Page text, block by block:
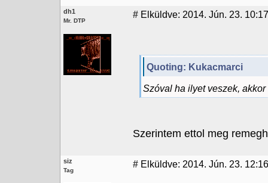
dh1
Mr. DTP
# Elküldve: 2014. Jún. 23. 10:17
Quoting: Kukacmarci
Szóval ha ilyet veszek,
Szerintem ettol meg
siz
Tag
# Elküldve: 2014. Jún. 23. 12:16